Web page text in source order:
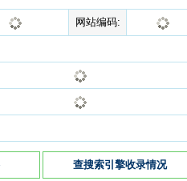
网站编码:
查搜索引擎收录情况